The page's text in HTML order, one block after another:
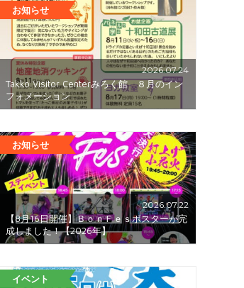
お知らせ
2026.07.24
Takko Visitor Centerみろく館 ８月のイン
フォメーション
お知らせ
2026.07.22
【8月16日開催】ＢｏｎＦｅｓポスターが完
成しました！【2026年】
イベント